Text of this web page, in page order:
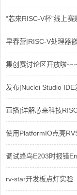
“芯来RISC-V杯”线上赛
早春营|RISC-V处理器
集创赛讨论区开放啦
发布|Nuclei Studio IDE
直播|详解芯来科技
使用PlatformIO点亮
调试蜂鸟E203时报错
rv-star开发板点灯实验